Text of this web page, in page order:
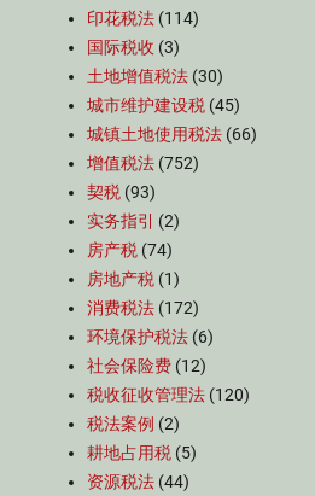
印花税法 (114)
国际税收 (3)
土地增值税法 (30)
城市维护建设税 (45)
城镇土地使用税法 (66)
增值税法 (752)
契税 (93)
实务指引
(2)
房产税 (74)
房地产税 (1)
消费税法 (172)
环境保护税法 (6)
社会保险费 (12)
税收征收管理法 (120)
税法案例 (2)
耕地占用税 (5)
资源税法 (44)